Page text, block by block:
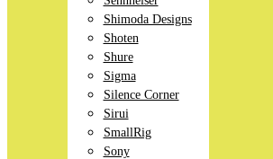
Shimoda Designs
Shoten
Shure
Sigma
Silence Corner
Sirui
SmallRig
Sony